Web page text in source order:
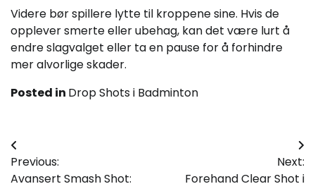
Videre bør spillere lytte til kroppene sine. Hvis de
opplever smerte eller ubehag, kan det være lurt å
endre slagvalget eller ta en pause for å forhindre
mer alvorlige skader.
Posted in Drop Shots i Badminton
Post
navigation
Previous:
Avansert Smash Shot:
Next:
Forehand Clear Shot i